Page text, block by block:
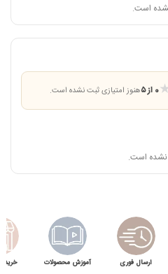
است.
★0 از ۵ هنوز امتیازی ثبت نشده است.
نشده است.
ارسال فوری آموزش محصولات خرید